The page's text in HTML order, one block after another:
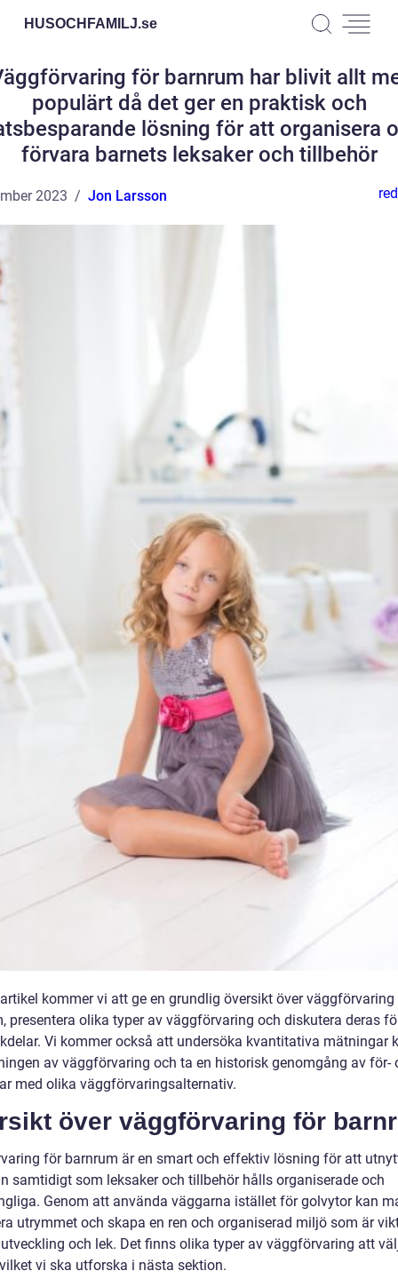
HUSOCHFAMILJ.se
för barnrum har blivit allt
populärt då det ger en praktisk och
lösning för att organisera
förvara barnets leksaker och tillbehör
2023 Jon Larsson
kommer vi att ge en grundlig översikt över
presentera olika typer av väggförvaring och diskutera deras
Vi kommer också att undersöka kvantitativa mätningar
av väggförvaring och ta en historisk genomgång av för-
med olika väggförvaringsalternativ.
över väggförvaring för
för barnrum är en smart och effektiv lösning för att
samtidigt som leksaker och tillbehör hålls organiserade och
Genom att använda väggarna istället för golvytor kan
utrymmet och skapa en ren och organiserad miljö som är
och lek. Det finns olika typer av väggförvaring att
vi ska utforska i nästa sektion.